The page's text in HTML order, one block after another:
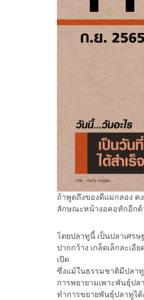
ถ้าพูดถึงของดีแม่กลอง ค
ลักษณะหน้างอคอหักอีกด้
โดยปลาทูนี้ เป็นปลาเศร
ปากกว้าง เกล็ดเล็กละเ
เปิด
ซึ่งแม้ในธรรมชาติมีปลา
การพยายามเพาะพันธุ์ปล
ทำการขยายพันธุ์ปลาทูได้